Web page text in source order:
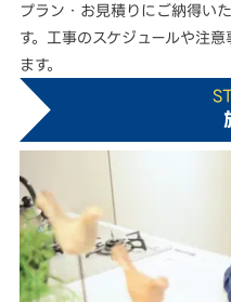
プラン・お見積りにご納得い
す。工事のスケジュールや注
ます。